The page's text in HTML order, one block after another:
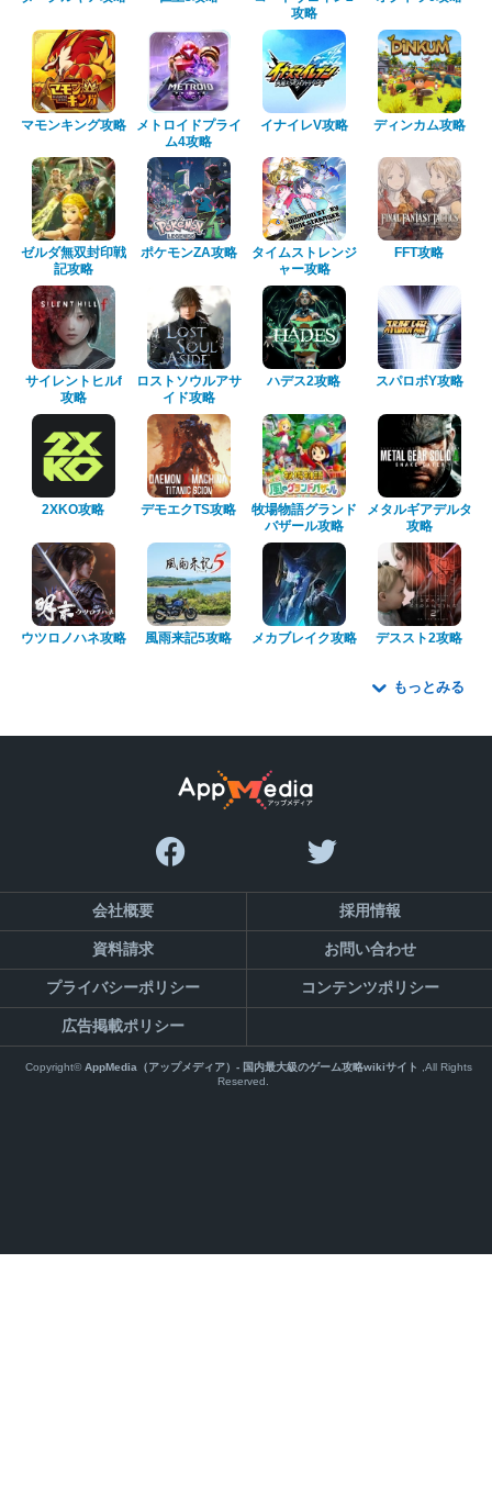
攻略
マモンキング攻略
メトロイドプライ
ム4攻略
イナイレV攻略 ディンカム攻略
ゼルダ無双封印戦
記攻略
ポケモンZA攻略
タイムストレンジ
ャー攻略
FFT攻略
サイレントヒルf
攻略
ロストソウルアサ
イド攻略
ハデス2攻略 スパロボY攻略
2XKO攻略 デモエクTS攻略
牧場物語グランド
バザール攻略
メタルギアデルタ
攻略
ウツロノハネ攻略 風雨来記5攻略 メカブレイク攻略 デススト2攻略
もっとみる
会社概要 採用情報
資料請求 お問い合わせ
プライバシーポリシー コンテンツポリシー
広告掲載ポリシー
Copyright©AppMedia（アップメディア）- 国内最大級のゲーム攻略wikiサイト
,All Rights
Reserved.